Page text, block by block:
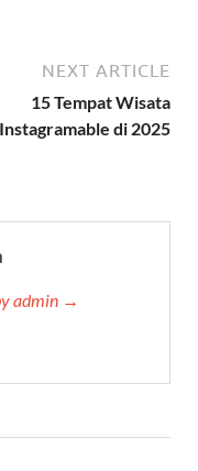
NEXT ARTICLE
15 Tempat Wisata
Instagramable di 2025
admin →